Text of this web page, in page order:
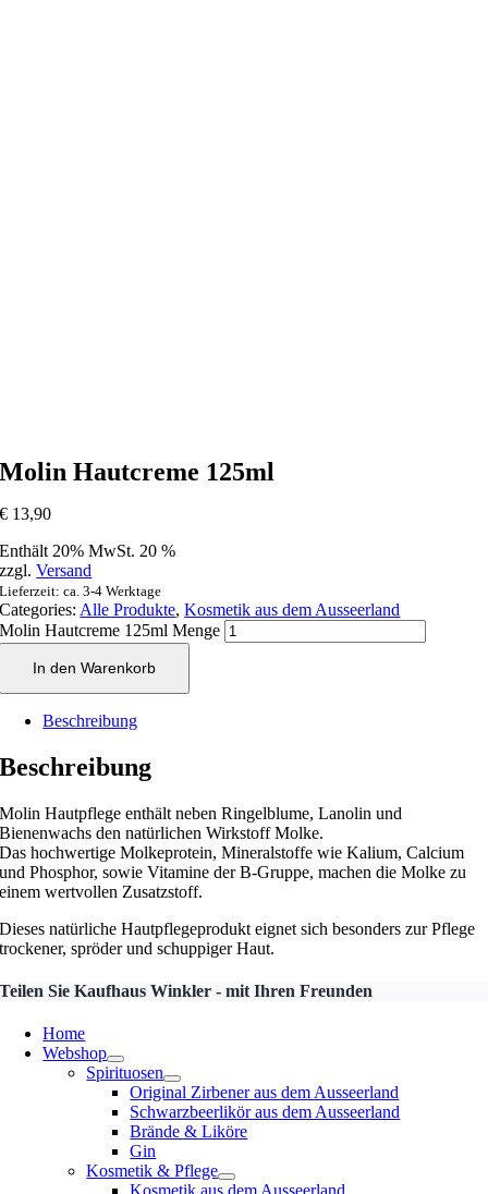
Molin Hautcreme 125ml
€ 13,90
Enthält 20% MwSt. 20 %
zzgl.Versand
Lieferzeit: ca. 3-4 Werktage
Categories: Alle Produkte,Kosmetik aus dem Ausseerland
Molin Hautcreme 125ml Menge
In den Warenkorb
Beschreibung
Beschreibung
Molin Hautpflege enthält neben Ringelblume, Lanolin und
Bienenwachs den natürlichen Wirkstoff Molke.
Das hochwertige Molkeprotein, Mineralstoffe wie Kalium, Calcium
und Phosphor, sowie Vitamine der B-Gruppe, machen die Molke zu
einem wertvollen Zusatzstoff.
Dieses natürliche Hautpflegeprodukt eignet sich besonders zur Pflege
trockener, spröder und schuppiger Haut.
Teilen Sie Kaufhaus Winkler - mit Ihren Freunden
Home
Webshop
Spirituosen
Original Zirbener aus dem Ausseerland
Schwarzbeerlikör aus dem Ausseerland
Brände & Liköre
Gin
Kosmetik & Pflege